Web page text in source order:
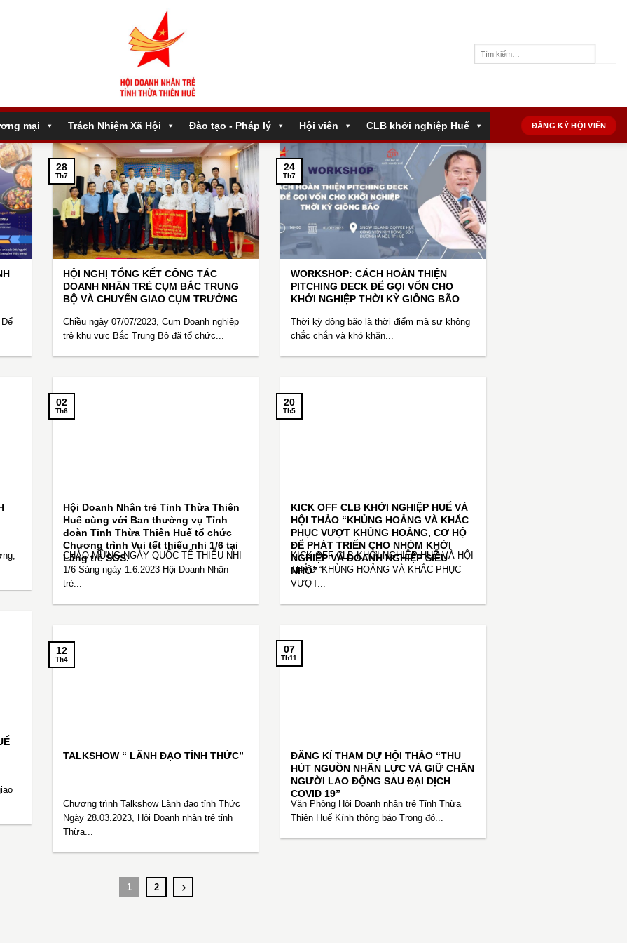
mại Trách Nhiệm Xã Hội Đào tạo - Pháp lý Hội viên CLB khởi nghiệp Huế ĐĂNG KÝ HỘI VIÊN
Để
HỘI NGHỊ TỔNG KẾT CÔNG TÁC
DOANH NHÂN TRẺ CỤM BẮC TRUNG
BỘ VÀ CHUYỂN GIAO CỤM TRƯỞNG
Chiều ngày 07/07/2023, Cụm Doanh nghiệp
trẻ khu vực Bắc Trung Bộ đã tổ chức...
28
Th7
WORKSHOP: CÁCH HOÀN THIỆN
PITCHING DECK ĐỂ GỌI VỐN CHO
KHỞI NGHIỆP THỜI KỲ GIÔNG BÃO
Thời kỳ dông bão là thời điểm mà sự không
chắc chắn và khó khăn...
24
Th7
Hội Doanh Nhân trẻ Tỉnh Thừa Thiên
Huế cùng với Ban thường vụ Tỉnh
đoàn Tỉnh Thừa Thiên Huế tổ chức
Chương trình Vui tết thiếu nhi 1/6 tại
Làng trẻ SOS.
CHÀO MỪNG NGÀY QUỐC TẾ THIẾU NHI
1/6 Sáng ngày 1.6.2023 Hội Doanh Nhân
trẻ...
02
Th6
KICK OFF CLB KHỞI NGHIỆP HUẾ VÀ
HỘI THẢO “KHỦNG HOẢNG VÀ KHẮC
PHỤC VƯỢT KHỦNG HOẢNG, CƠ HỘ
ĐỂ PHÁT TRIỂN CHO NHÓM KHỞI
NGHIỆP VÀ DOANH NGHIỆP SIÊU
NHỎ”
KICK OFF CLB KHỞI NGHIỆP HUẾ VÀ HỘI
THẢO “KHỦNG HOẢNG VÀ KHẮC PHỤC
VƯỢT...
20
Th5
TALKSHOW “ LÃNH ĐẠO TỈNH THỨC”
Chương trình Talkshow Lãnh đạo tỉnh Thức
Ngày 28.03.2023, Hội Doanh nhân trẻ tỉnh
Thừa...
12
Th4
ĐĂNG KÍ THAM DỰ HỘI THẢO “THU
HÚT NGUỒN NHÂN LỰC VÀ GIỮ CHÂN
NGƯỜI LAO ĐỘNG SAU ĐẠI DỊCH
COVID 19”
Văn Phòng Hội Doanh nhân trẻ Tỉnh Thừa
Thiên Huế Kính thông báo Trong đó...
07
Th11
1 2